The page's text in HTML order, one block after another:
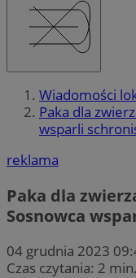
Wiadomości
Paka dla
wsparli
reklama
Paka dla
Sosnowca
04 grudnia 2023
Czas czytania: 2 min.